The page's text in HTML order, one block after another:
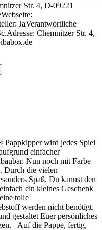
Str. 4, D-09221
JaVerantwortliche
Chemnitzer Str. 4,
wird jedes Spiel
einfacher
Nun noch mit Farbe
Durch die vielen
Spaß. Du kannst den
ein kleines Geschenk
tolle
werden nicht benötigt.
gestaltet Euer persönliches
Auf die Pappe, fertig,